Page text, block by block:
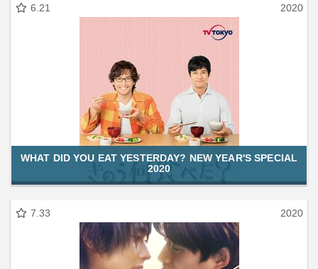
6.21 2020
WHAT DID YOU EAT YESTERDAY? NEW YEAR'S SPECIAL
2020
7.33 2020